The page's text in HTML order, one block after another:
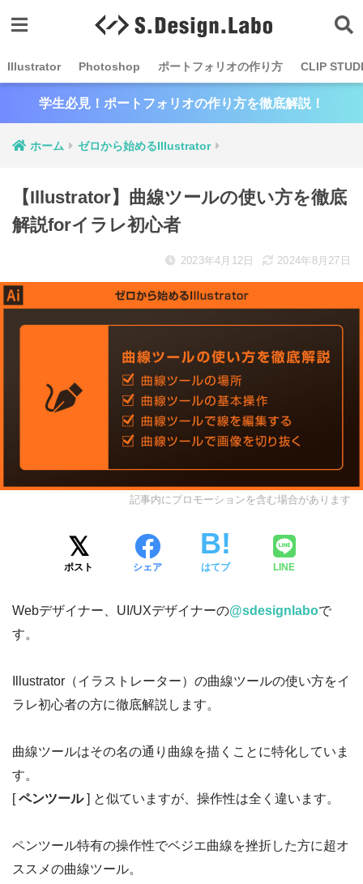
Illustrator Photoshop ポートフォリオの作り方 CLIP
学生必見！ポートフォリオの作り方を徹底解説！
ホーム ゼロから始めるIllustrator
【Illustrator】曲線ツールの使い方を徹底
解説forイラレ初心者
2023年4月12日 2024年8月27日
記事内にプロモーションを含む場合があります
ポスト シェア はてブ LINE
Webデザイナー、UI/UXデザイナーの@sdesignlaboで
す。
Illustrator（イラストレーター）の曲線ツールの使い方をイ
ラレ初心者の方に徹底解説します。
曲線ツールはその名の通り曲線を描くことに特化していま
す。
[ペンツール] と似ていますが、操作性は全く違います。
ペンツール特有の操作性でベジエ曲線を挫折した方に超オ
ススメの曲線ツール。